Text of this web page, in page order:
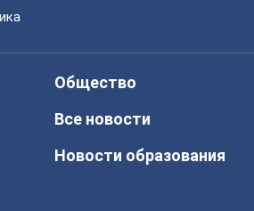
Общество
Все новости
Новости образования